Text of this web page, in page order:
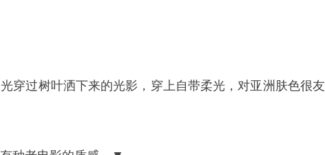
穿过树叶洒下来的光影，穿上自带柔光，对亚洲肤色很友